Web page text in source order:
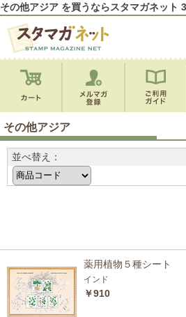
その他アジア を買うならスタマガネット
その他アジア
並べ替え：
薬用植物５種シート
インド
￥910